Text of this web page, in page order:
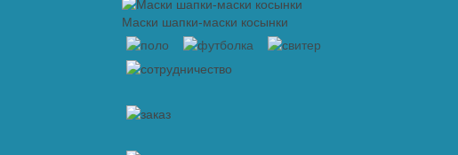
Маски шапки-маски косынки